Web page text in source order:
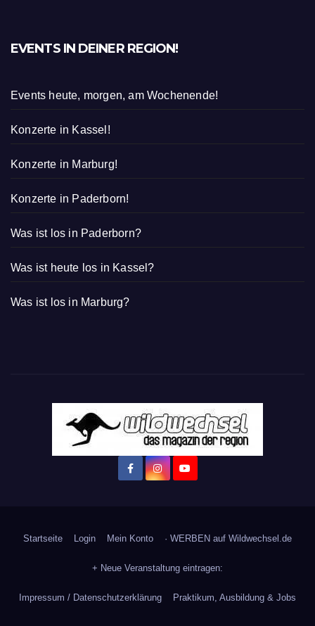
EVENTS IN DEINER REGION!
Events heute, morgen, am Wochenende!
Konzerte in Kassel!
Konzerte in Marburg!
Konzerte in Paderborn!
Was ist los in Paderborn?
Was ist heute los in Kassel?
Was ist los in Marburg?
Startseite Login Mein Konto · WERBEN auf Wildwechsel.de
+ Neue Veranstaltung eintragen:
Impressum / Datenschutzerklärung Praktikum, Ausbildung & Jobs